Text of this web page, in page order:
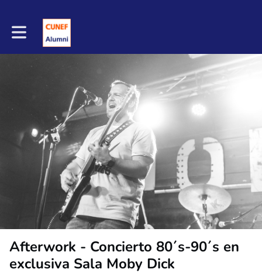
Toggle main navigation
Afterwork - Concierto 80´s-90´s en
exclusiva Sala Moby Dick